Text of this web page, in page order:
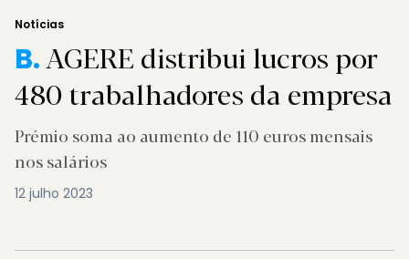
Notícias
B.AGERE distribui lucros por
480 trabalhadores da empresa
Prémio soma ao aumento de 110 euros mensais
nos salários
12 julho 2023